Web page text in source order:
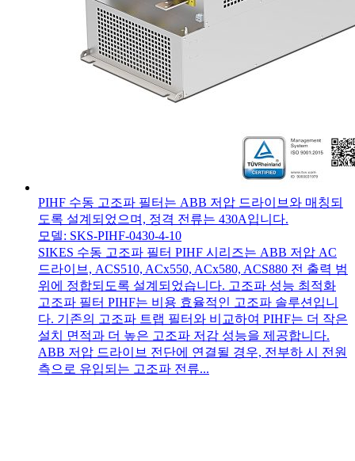
PIHF 수동 고조파 필터는 ABB 저압 드라이브와 매칭되
도록 설계되었으며, 정격 전류는 430A입니다.
모델: SKS-PIHF-0430-4-10
SIKES 수동 고조파 필터 PIHF 시리즈는 ABB 저압 AC
드라이브, ACS510, ACx550, ACx580, ACS880 전 출력 범
위에 정합되도록 설계되었습니다. 고조파 성능 최적화
고조파 필터 PIHF는 비용 효율적인 고조파 솔루션입니
다. 기존의 고조파 트랩 필터와 비교하여 PIHF는 더 작은
설치 면적과 더 높은 고조파 저감 성능을 제공합니다.
ABB 저압 드라이브 전단에 연결될 경우, 전부하 시 전원
측으로 유입되는 고조파 전류...